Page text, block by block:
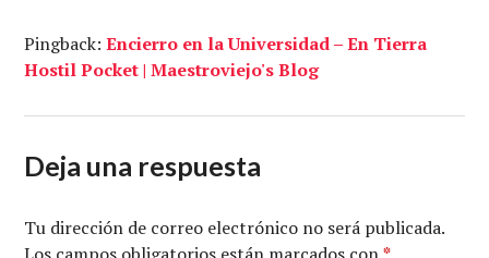
Pingback:Encierro en la Universidad – En Tierra
Hostil Pocket | Maestroviejo's Blog
Deja una respuesta
Tu dirección de correo electrónico no será publicada.